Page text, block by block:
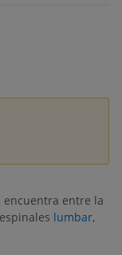
encuentra entre la
lumbar,